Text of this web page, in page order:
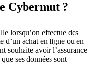
Cybermut ?
lorsqu’on effectue des
d’un achat en ligne ou en
souhaite avoir l’assurance
ses données sont